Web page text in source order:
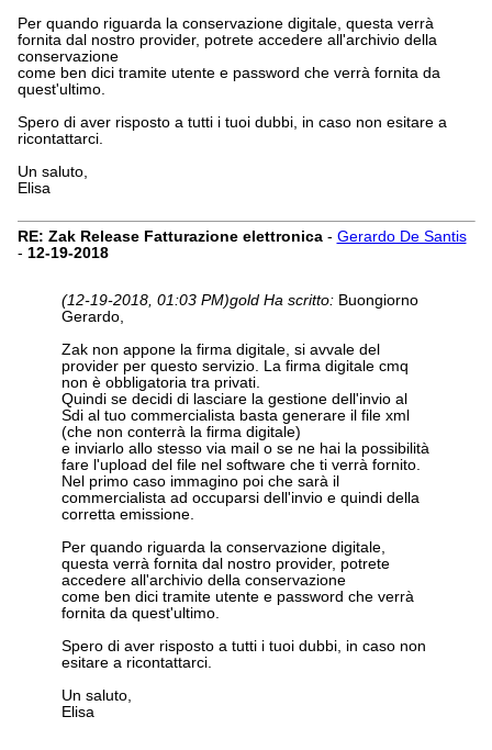
Per quando riguarda la conservazione digitale, questa verrà
fornita dal nostro provider, potrete accedere all'archivio della
conservazione
come ben dici tramite utente e password che verrà fornita da
quest'ultimo.
Spero di aver risposto a tutti i tuoi dubbi, in caso non esitare a
ricontattarci.
Un saluto,
Elisa
RE: Zak Release Fatturazione elettronica- Gerardo De Santis
- 12-19-2018
(12-19-2018, 01:03 PM)gold Ha scritto: Buongiorno
Gerardo,
Zak non appone la firma digitale, si avvale del
provider per questo servizio. La firma digitale cmq
non è obbligatoria tra privati.
Quindi se decidi di lasciare la gestione dell'invio al
Sdi al tuo commercialista basta generare il file xml
(che non conterrà la firma digitale)
e inviarlo allo stesso via mail o se ne hai la possibilità
fare l'upload del file nel software che ti verrà fornito.
Nel primo caso immagino poi che sarà il
commercialista ad occuparsi dell'invio e quindi della
corretta emissione.
Per quando riguarda la conservazione digitale,
questa verrà fornita dal nostro provider, potrete
accedere all'archivio della conservazione
come ben dici tramite utente e password che verrà
fornita da quest'ultimo.
Spero di aver risposto a tutti i tuoi dubbi, in caso non
esitare a ricontattarci.
Un saluto,
Elisa